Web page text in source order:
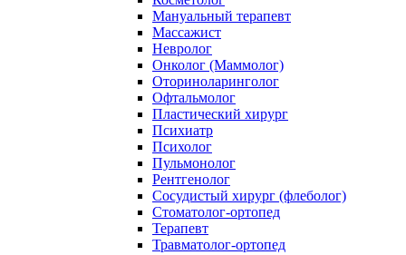
Мануальный терапевт
Массажист
Невролог
Онколог (Маммолог)
Оториноларинголог
Офтальмолог
Пластический хирург
Психиатр
Психолог
Пульмонолог
Рентгенолог
Сосудистый хирург (флеболог)
Стоматолог-ортопед
Терапевт
Травматолог-ортопед